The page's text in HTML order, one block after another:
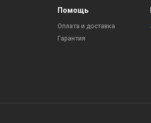
Помощь
Оплата и доставка
Гарантия